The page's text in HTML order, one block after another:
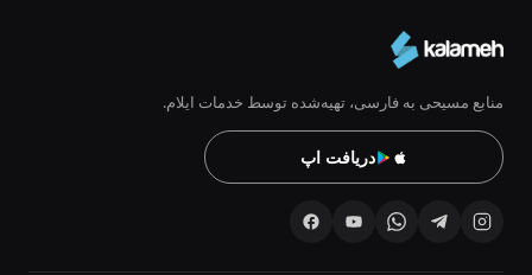
منابع مسیحی به فارسی، تهیه‌شده توسط خدمات ایلام.
دریافت اپ